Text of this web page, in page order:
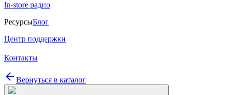
In-store радио
РесурсыБлог
Центр поддержки
Контакты
Вернуться в каталог